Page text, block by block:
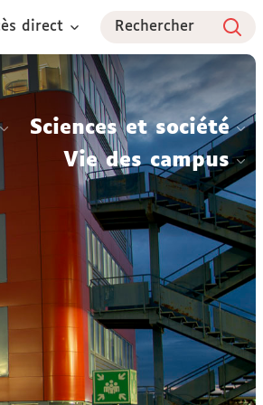
direct Rechercher
Sciences et société
Vie des campus